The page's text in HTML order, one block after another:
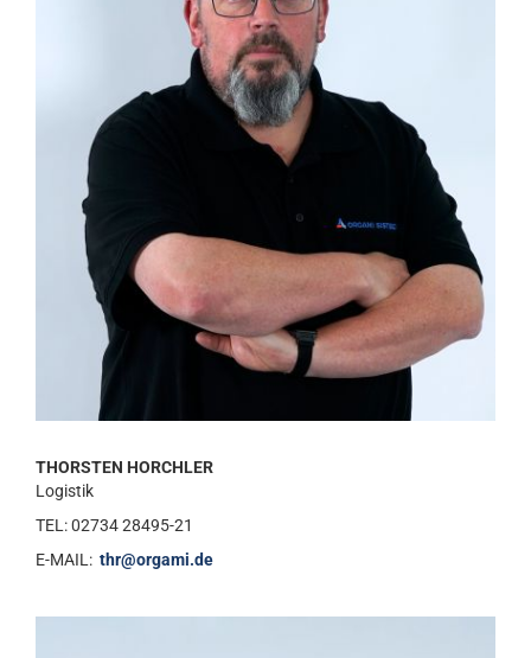
THORSTEN HORCHLER
Logistik
TEL: 02734 28495-21
E-MAIL: thr@orgami.de